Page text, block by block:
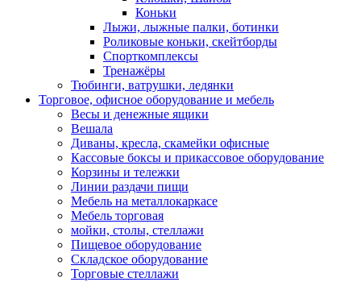
Коньки
Лыжи, лыжные палки, ботинки
Роликовые коньки, скейтборды
Спорткомплексы
Тренажёры
Тюбинги, ватрушки, ледянки
Торговое, офисное оборудование и мебель
Весы и денежные ящики
Вешала
Диваны, кресла, скамейки офисные
Кассовые боксы и прикассовое оборудование
Корзины и тележки
Линии раздачи пищи
Мебель на металлокаркасе
Мебель торговая
мойки, столы, стеллажи
Пищевое оборудование
Складское оборудование
Торговые стеллажи